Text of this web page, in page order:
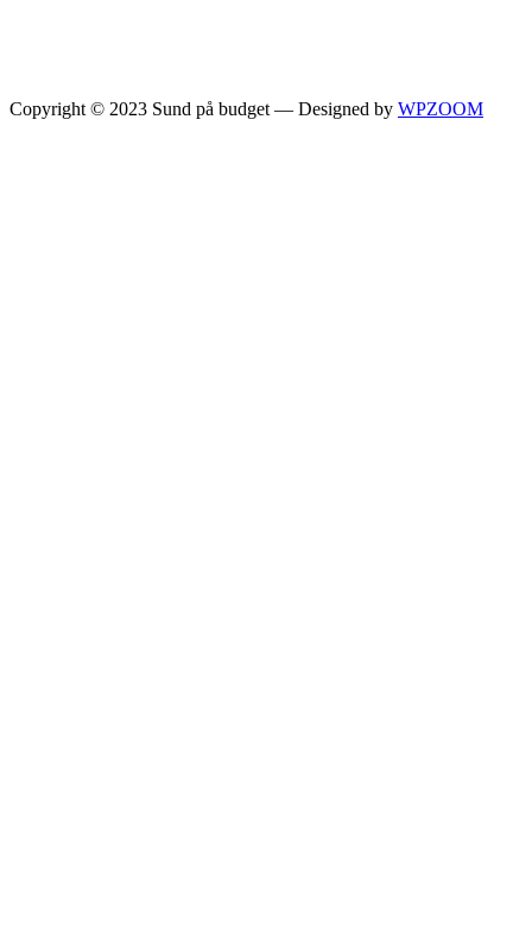
Copyright © 2023 Sund på budget — Designed by WPZOOM